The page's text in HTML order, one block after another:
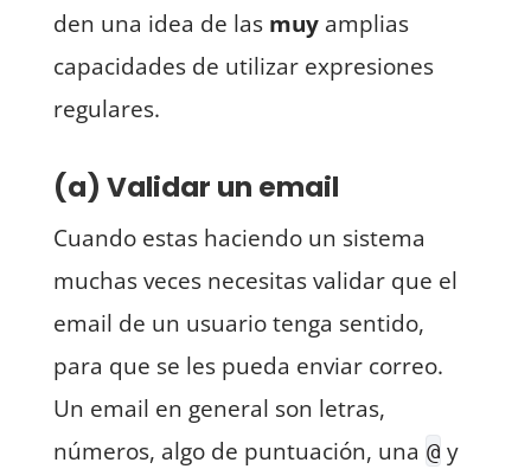
den una idea de las muyamplias
capacidades de utilizar expresiones
regulares.
(a) Validar un email
Cuando estas haciendo un sistema
muchas veces necesitas validar que el
email de un usuario tenga sentido,
para que se les pueda enviar correo.
Un email en general son letras,
números, algo de puntuación, una @ y